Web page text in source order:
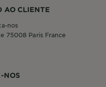
NOS
AO CLIENTE
nos
75008 Paris France